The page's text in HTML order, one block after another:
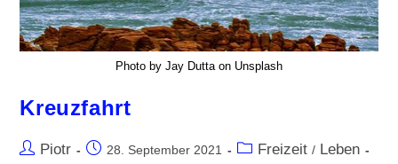
Photo by Jay Dutta on Unsplash
Kreuzfahrt
Piotr 28. September 2021 Freizeit / Leben